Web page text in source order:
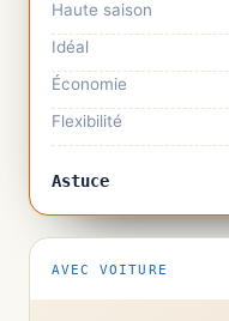
Haute saison
Idéal
Économie
Flexibilité
Astuce
AVEC VOITURE